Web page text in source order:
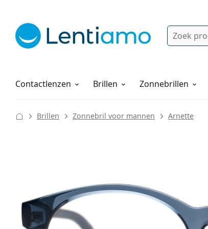
Zoek
Contactlenzen
Lenzenvloeistoffen Brillen Zonnebrillen
Hoe bestellen
Brillen Zonnebril voor mannen Arnette